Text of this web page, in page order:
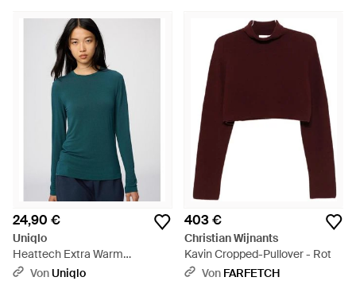
24,90 €
Uniqlo
Heattech Extra Warm
Kaschmir Thermo
VonUniqlo
403 €
Christian Wijnants
Kavin Cropped-Pullover - Rot
Von FARFETCH